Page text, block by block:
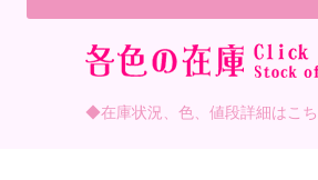
◆在庫状況、色、値段詳細はこ